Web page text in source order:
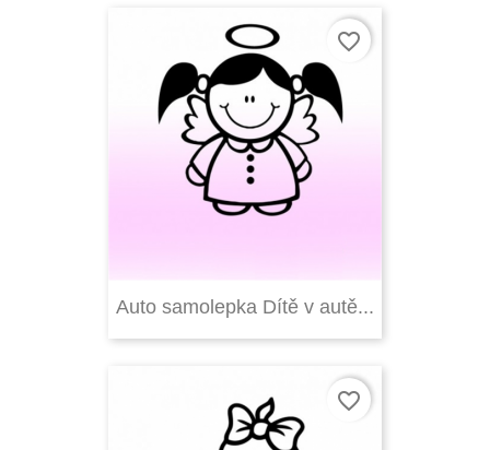
Auto samolepka Dítě v autě...
favorite_border
favorite_border